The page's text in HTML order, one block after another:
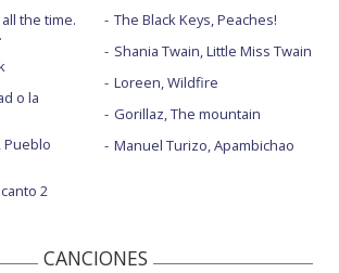
the time.
o la
Pueblo
2
The Black Keys, Peaches!
Shania Twain, Little Miss Twain
Loreen, Wildfire
Gorillaz, The mountain
Manuel Turizo, Apambichao
CANCIONES